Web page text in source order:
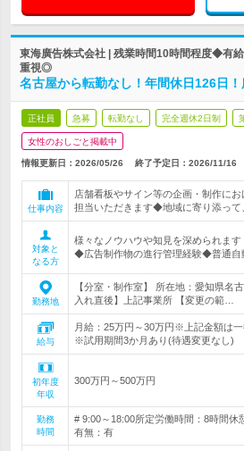
東海廣告株式会社 | 残業時間10時間程度◆有
重視◎
名古屋から転勤なし！年間休日126日！
正社員 急募 転勤なし 完全週休2日制
女性のおしごと掲載中
情報更新日：2026/05/26 終了予定日： 2026/11/16
仕事内容
店舗看板やサイン等の企画・制作に
担当いただきます◆地域に寄り添って
対象と
なる方
様々なノウハウや知見を深められま
◆広告制作物の進行管理経験◆普通自
勤務地
【分室・制作室】 所在地：愛知県名
入れ直後】上記事業所 【変更の範…
給与
月給：25万円～30万円※上記金額は一
※試用期間3か月あり(待遇変更なし)
初年度
年収
300万円～500万円
勤務
時間
# 9:00～18:00所定労働時間：8時間休
有無：有